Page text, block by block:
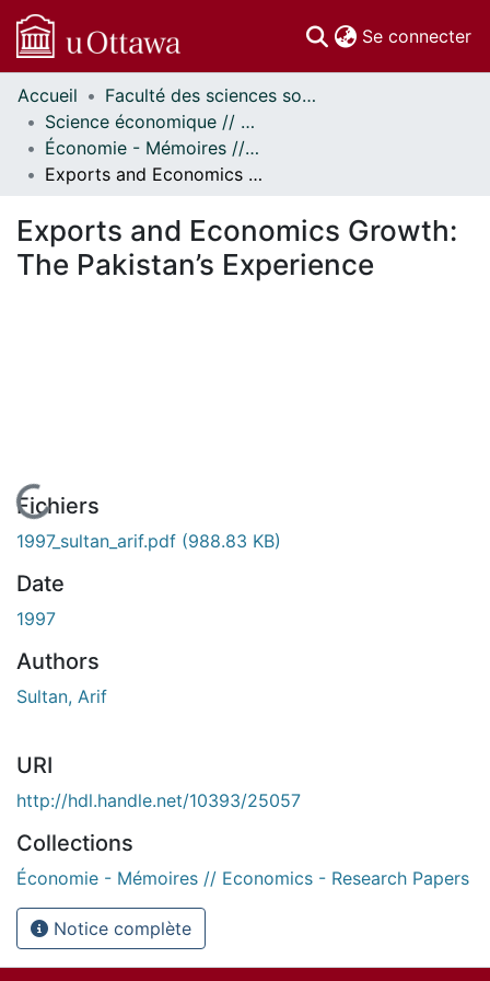
Se connecter
Communautés
et collections
Parcourir
Statistiques
À propos
Accueil
Faculté des sciences sociales // Faculty of Social Sciences
Science économique // Economics
Économie - Mémoires // Economics - Research Papers
Exports and Economics Growth: The Pakistan’s Experience
Exports and Economics Growth:
The Pakistan’s Experience
En cours de chargement...
Fichiers
1997_sultan_arif.pdf (988.83 KB)
Date
1997
Authors
Sultan, Arif
URI
http://hdl.handle.net/10393/25057
Collections
Économie - Mémoires // Economics - Research Papers
Notice complète